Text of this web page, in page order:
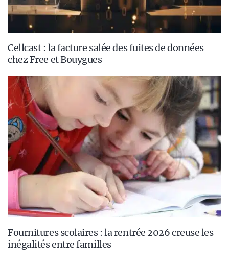
Cellcast : la facture salée des fuites de données
chez Free et Bouygues
Fournitures scolaires : la rentrée 2026 creuse les
inégalités entre familles